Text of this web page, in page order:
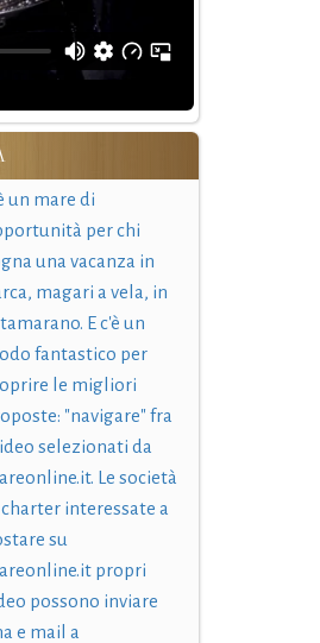
un mare di
per chi
una vacanza in
magari a vela, in
E c'è un
fantastico per
le migliori
"navigare" fra
selezionati da
Le società
interessate a
su
propri
possono inviare
e mail a